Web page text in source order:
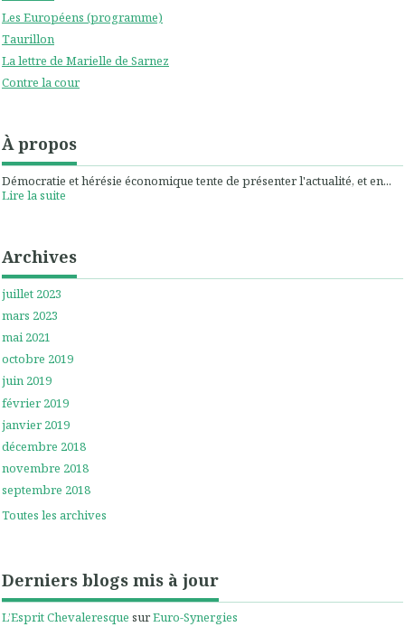
Les Européens (programme)
Taurillon
La lettre de Marielle de Sarnez
Contre la cour
À propos
Démocratie et hérésie économique tente de présenter l'actualité, et en...
Lire la suite
Archives
juillet 2023
mars 2023
mai 2021
octobre 2019
juin 2019
février 2019
janvier 2019
décembre 2018
novembre 2018
septembre 2018
Toutes les archives
Derniers blogs mis à jour
L’Esprit Chevaleresque surEuro-Synergies